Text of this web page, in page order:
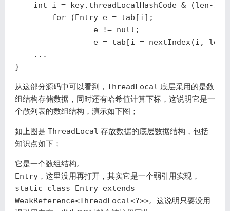
int
i = key. threadLocalHashCode & (len-1
for
(Entry e = tab [i];
e
!= null ;
e = tab [i = nextIndex(i , len
...
}
从这部分源码中可以看到， ThreadLocal 底层采用的是数
组结构存储数据，同时还有哈希值计算下标，这说明它是一
个散列表的数组结构，演示如下图；
如上图是 ThreadLocal 存放数据的底层数据结构，包括
知识点如下；
它是一个数组结构。
Entry，这里没用再打开，其实它是一个弱引用实现，
static class Entry extends
WeakReference<ThreadLocal<?>>。这说明只要没用